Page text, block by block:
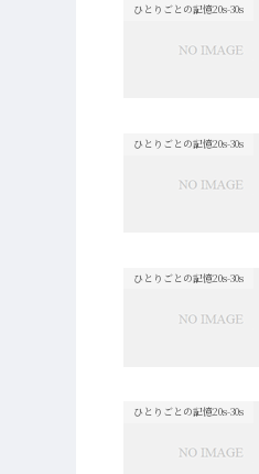
ひとりごとの記憶20s-30s
ひとりごとの記憶20s-30s
ひとりごとの記憶20s-30s
ひとりごとの記憶20s-30s